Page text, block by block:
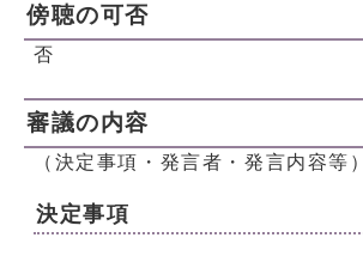
傍聴の可否
否
審議の内容
（決定事項・発言者・発言内容等）
決定事項